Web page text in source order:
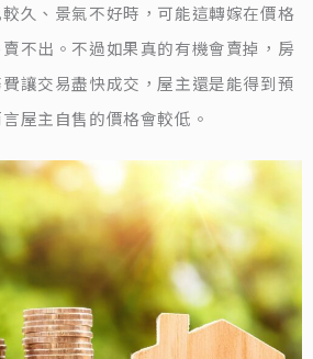
久、景氣不好時，可能這轉嫁在價格
不出。不過如果真的有機會賣掉，房
讓交易盡快成交，屋主還是能得到預
屋主自售的價格會較低。